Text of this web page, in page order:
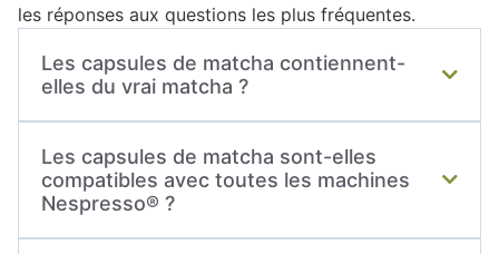
les réponses aux questions les plus fréquentes.
Les capsules de matcha contiennent-
elles du vrai matcha ?
matcha japonais finement moulu. Selon les
références, la composition peut être complétée
par des ingrédients comme du lait de coco en
poudre ou des arômes naturels pour créer des
Les capsules de matcha sont-elles
compatibles avec toutes les machines
Nespresso® ?